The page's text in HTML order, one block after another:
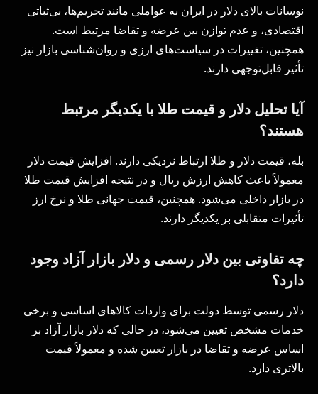
نوسانات بالای دلار در ایران به عواملی مانند تحریم‌ها، بی‌ثباتی
اقتصادی، و عدم توازن بین عرضه و تقاضا مرتبط است.
همچنین، تغییرات در سیاست‌های ارزی و روان‌شناسی بازار نیز
تأثیر قابل‌توجهی دارند.
آیا تحلیل دلار و قیمت طلا با یکدیگر مرتبط
هستند؟
بله، قیمت دلار و طلا ارتباط نزدیکی دارند. افزایش قیمت دلار
معمولاً باعث کاهش ارزش ریال و در نتیجه افزایش قیمت طلا
در بازار داخلی می‌شود. همچنین، قیمت جهانی طلا و نرخ ارز
تأثیرات متقابلی بر یکدیگر دارند.
چه تفاوتی بین دلار رسمی و دلار بازار آزاد وجود
دارد؟
دلار رسمی توسط دولت برای واردات کالاهای اساسی و برخی
خدمات مشخص تعیین می‌شود، در حالی که دلار بازار آزاد بر
اساس عرضه و تقاضا در بازار تعیین شده و معمولاً قیمت
بالاتری دارد.